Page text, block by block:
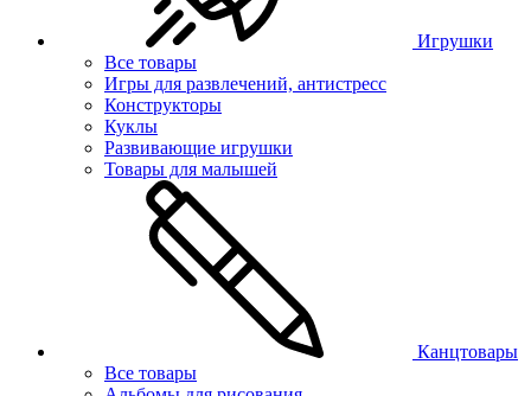
Игрушки
Все товары
Игры для развлечений, антистресс
Конструкторы
Куклы
Развивающие игрушки
Товары для малышей
Канцтовары
Все товары